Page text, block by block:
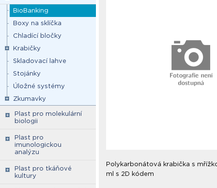
BioBanking
Boxy na sklíčka
Chladící bločky
Krabičky
Skladovací lahve
Stojánky
Úložné systémy
Zkumavky
Plast pro molekulární
biologii
Plast pro
imunologickou
analýzu
Plast pro tkáňové
kultury
Polykarbonátová krabička s
ml s 2D kódem